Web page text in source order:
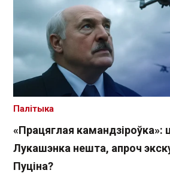
«Працяглая камандзіроўка»:
Лукашэнка нешта, апроч
Пуціна?
Палітыка